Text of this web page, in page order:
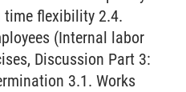
time flexibility 2.4.
(Internal labor
Discussion Part 3:
3.1. Works